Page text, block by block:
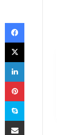
Facebook
X
LinkedIn
Pinterest
Skype
E-Posta ile paylaş